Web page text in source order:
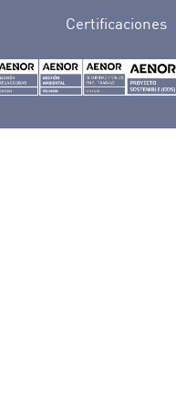
Certificaciones